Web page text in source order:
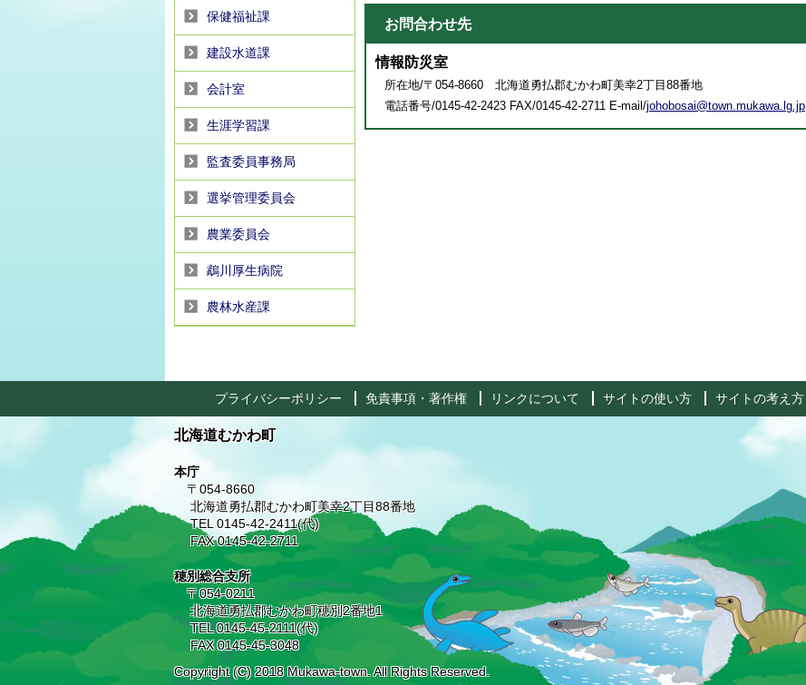
保健福祉課
建設水道課
会計室
生涯学習課
監査委員事務局
選挙管理委員会
農業委員会
鵡川厚生病院
農林水産課
お問合わせ先
情報防災室
所在地/〒054-8660 北海道勇払郡むかわ町美幸2丁目88番地
電話番号/0145-42-2423 FAX/0145-42-2711 E-mail/johobosai@town.mukawa.lg.jp
プライバシーポリシー 免責事項・著作権 リンクについて サイトの使い方 サイトの考え方
北海道むかわ町
本庁
〒054-8660
北海道勇払郡むかわ町美幸2丁目88番地
TEL 0145-42-2411(代)
FAX 0145-42-2711
穂別総合支所
〒054-0211
北海道勇払郡むかわ町穂別2番地1
TEL 0145-45-2111(代)
FAX 0145-45-3048
Copyright (C) 2018 Mukawa-town. All Rights Reserved.